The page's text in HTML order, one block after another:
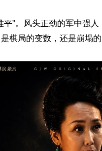
”。风头正劲的军中强
棋局的变数，还是崩塌的